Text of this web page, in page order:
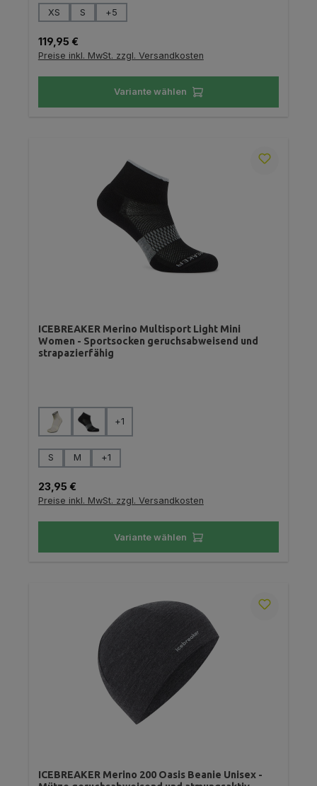
Größe auswählen
XS S +5
Regulärer Preis:
119,95 €
Preise inkl. MwSt. zzgl. Versandkosten
Variante wählen
ICEBREAKER Merino Multisport Light Mini
Women - Sportsocken geruchsabweisend und
strapazierfähig
Farbe auswählen
+1
Größe auswählen
S M +1
Regulärer Preis:
23,95 €
Preise inkl. MwSt. zzgl. Versandkosten
Variante wählen
ICEBREAKER Merino 200 Oasis Beanie Unisex -